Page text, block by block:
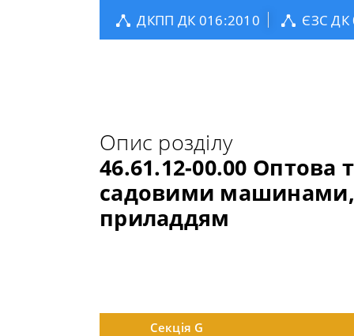
ДКПП ДК 016:2010 ЄЗС ДК
Опис розділу
46.61.12-00.00 Оптова
садовими машинами,
приладдям
Секція G